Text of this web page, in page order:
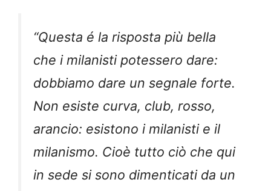
“Questa é la risposta più bella
che i milanisti potessero dare:
dobbiamo dare un segnale forte.
Non esiste curva, club, rosso,
arancio: esistono i milanisti e il
milanismo. Cioè tutto ciò che qui
in sede si sono dimenticati da un